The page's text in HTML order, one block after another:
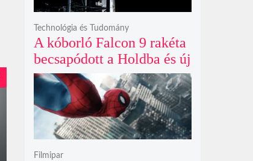
A kóborló Falcon 9 rakéta
becsapódott a Holdba és új
krátert hagyott maga után
Technológia és Tudomány
Filmipar